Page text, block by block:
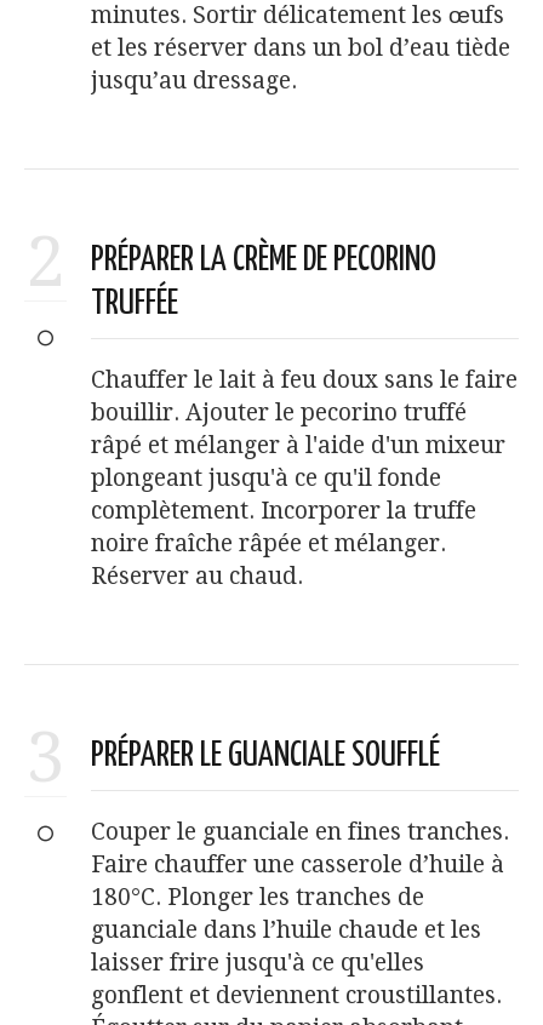
minutes. Sortir délicatement les œufs
et les réserver dans un bol d’eau tiède
jusqu’au dressage.
2
PRÉPARER LA CRÈME DE PECORINO
TRUFFÉE
Chauffer le lait à feu doux sans le faire
bouillir. Ajouter le pecorino truffé
râpé et mélanger à l'aide d'un mixeur
plongeant jusqu'à ce qu'il fonde
complètement. Incorporer la truffe
noire fraîche râpée et mélanger.
Réserver au chaud.
3 PRÉPARER LE GUANCIALE SOUFFLÉ
Couper le guanciale en fines tranches.
Faire chauffer une casserole d’huile à
180°C. Plonger les tranches de
guanciale dans l’huile chaude et les
laisser frire jusqu'à ce qu'elles
gonflent et deviennent croustillantes.